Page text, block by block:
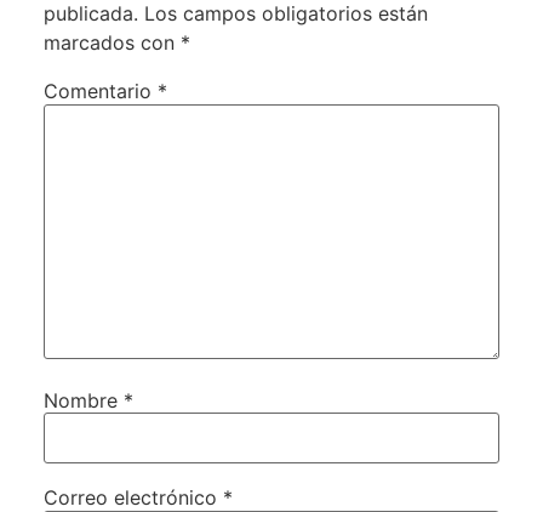
publicada. Los campos obligatorios están
marcados con *
Comentario *
Nombre *
Correo electrónico *